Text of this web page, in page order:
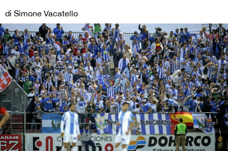
di Simone Vacatello